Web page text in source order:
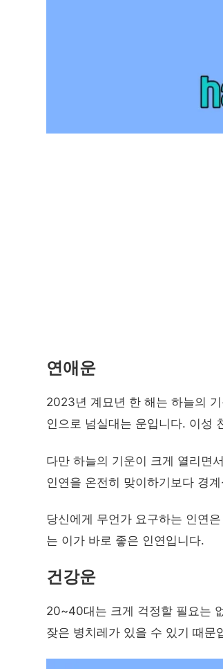
연애운
2023년 계묘년 한 해는 하늘의
인으로 넘실대는 운입니다. 이성
다만 하늘의 기운이 크게 열리면
인연을 온전히 맞이하기보다 경
당신에게 무언가 요구하는 인연
는 이가 바로 좋은 인연입니다.
건강운
20~40대는 크게 걱정할 필요는
잦은 병치레가 있을 수 있기 때문